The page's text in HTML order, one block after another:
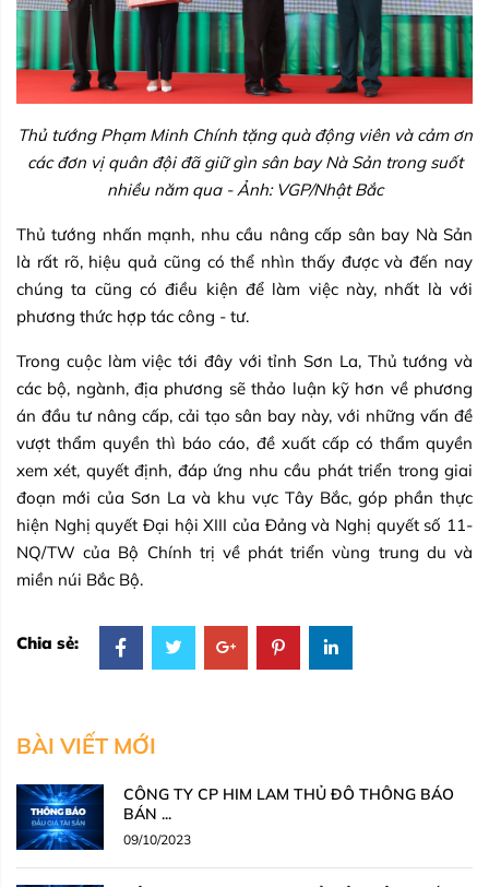
Thủ tướng Phạm Minh Chính tặng quà động viên và cảm ơn
các đơn vị quân đội đã giữ gìn sân bay Nà Sản trong suốt
nhiều năm qua - Ảnh: VGP/Nhật Bắc
Thủ tướng nhấn mạnh, nhu cầu nâng cấp sân bay Nà Sản
là rất rõ, hiệu quả cũng có thể nhìn thấy được và đến nay
chúng ta cũng có điều kiện để làm việc này, nhất là với
phương thức hợp tác công - tư.
Trong cuộc làm việc tới đây với tỉnh Sơn La, Thủ tướng và
các bộ, ngành, địa phương sẽ thảo luận kỹ hơn về phương
án đầu tư nâng cấp, cải tạo sân bay này, với những vấn đề
vượt thẩm quyền thì báo cáo, đề xuất cấp có thẩm quyền
xem xét, quyết định, đáp ứng nhu cầu phát triển trong giai
đoạn mới của Sơn La và khu vực Tây Bắc, góp phần thực
hiện Nghị quyết Đại hội XIII của Đảng và Nghị quyết số 11-
NQ/TW của Bộ Chính trị về phát triển vùng trung du và
miền núi Bắc Bộ.
Chia sẻ:
BÀI VIẾT MỚI
CÔNG TY CP HIM LAM THỦ ĐÔ THÔNG BÁO
BÁN ...
09/10/2023